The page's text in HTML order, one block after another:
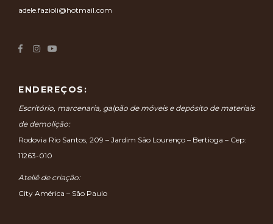
adele.fazioli@hotmail.com
ENDEREÇOS:
Escritório, marcenaria, galpão de móveis e depósito de materiais
de demolição:
Rodovia Rio Santos, 209 – Jardim São Lourenço – Bertioga – Cep:
11263-010
Ateliê de criação:
City América – São Paulo